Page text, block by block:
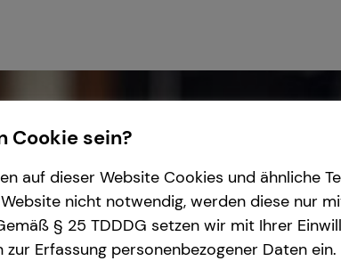
Cookie sein?
auf dieser Website Cookies und ähnliche
nicht notwendig, werden diese nur
§ 25 TDDDG setzen wir mit Ihrer
zur Erfassung personenbezogener Daten